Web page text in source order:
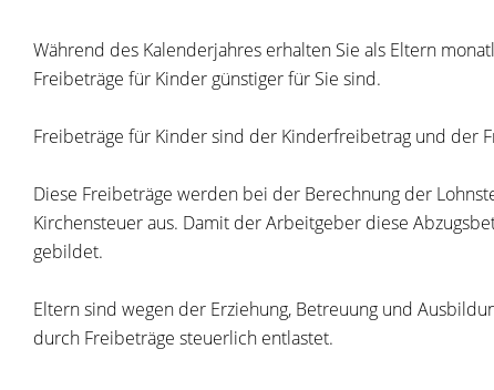
Während des Kalenderjahres erhalten Sie als Eltern
Freibeträge für Kinder günstiger für Sie sind.
Freibeträge für Kinder sind der Kinderfreibetrag und der
Diese Freibeträge werden bei der Berechnung der
Kirchensteuer aus. Damit der Arbeitgeber diese
gebildet.
Eltern sind wegen der Erziehung, Betreuung und
durch Freibeträge steuerlich entlastet.